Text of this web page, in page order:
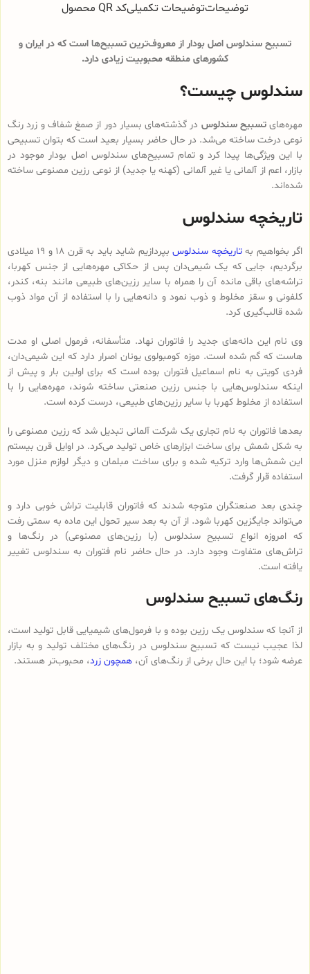
توضیحاتتوضیحات تکمیلیکد QR محصول
تسبیح سندلوس اصل بودار از معروف‌ترین تسبیح‌ها است که در ایران و
کشورهای منطقه محبوبیت زیادی دارد.
سندلوس چیست؟
مهره‌هایتسبیح سندلوس در گذشته‌های بسیار دور از صمغ شفاف و زرد رنگ
نوعی درخت ساخته می‌شد. در حال حاضر بسیار بعید است که بتوان تسبیحی
با این ویژگی‌ها پیدا کرد و تمام تسبیح‌های سندلوس‌ اصل بودار موجود در
بازار، اعم از آلمانی یا غیر آلمانی (کهنه یا جدید) از نوعی رزین مصنوعی ساخته
شده‌اند.
تاریخچه سندلوس
اگر بخواهیم بهتاریخچه سندلوس
بپردازیم شاید باید به قرن 18 و 19 میلادی
برگردیم، جایی که یک شیمی‌دان پس از حکاکی مهره‌هایی از جنس کهربا،
تراشه‌های باقی مانده آن را همراه با سایر رزین‌های طبیعی مانند بنه، کندر،
کلفونی و سقز مخلوط و ذوب نمود و دانه‌هایی را با استفاده از آن مواد ذوب
شده قالب‌گیری کرد.
وی نام این دانه‌های جدید را فاتوران نهاد. متأسفانه، فرمول اصلی او مدت
هاست که گم شده است. موزه کومبولوی یونان اصرار دارد که این شیمی‌دان،
فردی کویتی به نام اسماعیل فتوران بوده است که برای اولین بار و پیش از
اینکه سندلوس‌هایی با جنس رزین صنعتی ساخته شوند، مهره‌هایی را با
استفاده از مخلوط کهربا با سایر رزین‌های طبیعی، درست کرده است.
بعدها فاتوران به نام تجاری یک شرکت آلمانی تبدیل شد که رزین مصنوعی را
به شکل شمش برای ساخت ابزارهای خاص تولید می‌کرد. در اوایل قرن بیستم
این شمش‌ها وارد ترکیه شده و برای ساخت مبلمان و دیگر لوازم منزل مورد
استفاده قرار گرفت.
چندی بعد صنعتگران متوجه شدند که فاتوران قابلیت تراش خوبی دارد و
می‌تواند جایگزین کهربا شود. از آن به بعد سیر تحول این ماده به سمتی رفت
که امروزه انواع تسبیح‌ سندلوس (با رزین‌های مصنوعی) در رنگ‌ها و
تراش‌های متفاوت وجود دارد. در حال حاضر نام فتوران به سندلوس تغییر
یافته است.
رنگ‌های تسبیح سندلوس
از آنجا که سندلوس یک رزین بوده و با فرمول‌های شیمیایی قابل تولید است،
لذا عجیب نیست که تسبیح سندلوس در رنگ‌های مختلف تولید و به بازار
عرضه شود؛ با این حال برخی از رنگ‌های آن، همچون زرد، محبوب‌تر هستند.